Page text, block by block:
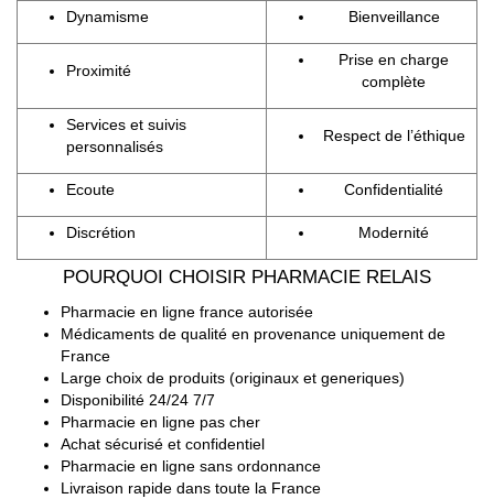
Dynamisme Bienveillance
Proximité
Prise en charge
complète
Services et suivis
personnalisés
Respect de l’éthique
Ecoute Confidentialité
Discrétion Modernité
POURQUOI CHOISIR PHARMACIE RELAIS
Pharmacie en ligne france autorisée
Médicaments de qualité en provenance uniquement de
France
Large choix de produits (originaux et generiques)
Disponibilité 24/24 7/7
Pharmacie en ligne pas cher
Achat sécurisé et confidentiel
Pharmacie en ligne sans ordonnance
Livraison rapide dans toute la France